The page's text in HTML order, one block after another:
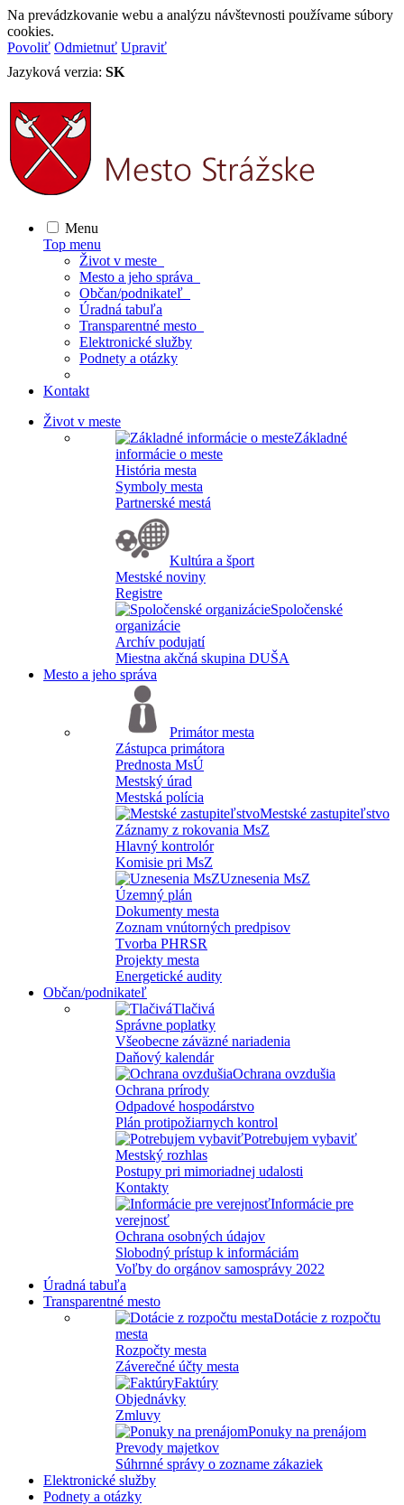
Na prevádzkovanie webu a analýzu návštevnosti používame súbory
cookies.
Povoliť Odmietnuť Upraviť
Jazyková verzia: SK
Menu
Top menu
Život v meste
Mesto a jeho správa
Občan/podnikateľ
Úradná tabuľa
Transparentné mesto
Elektronické služby
Podnety a otázky
Kontakt
Život v meste
Základné
informácie o meste
História mesta
Symboly mesta
Partnerské mestá
Kultúra a šport
Mestské noviny
Registre
Spoločenské
organizácie
Archív podujatí
Miestna akčná skupina DUŠA
Mesto a jeho správa
Primátor mesta
Zástupca primátora
Prednosta MsÚ
Mestský úrad
Mestská polícia
Mestské zastupiteľstvo
Záznamy z rokovania MsZ
Hlavný kontrolór
Komisie pri MsZ
Uznesenia MsZ
Územný plán
Dokumenty mesta
Zoznam vnútorných predpisov
Tvorba PHRSR
Projekty mesta
Energetické audity
Občan/podnikateľ
Tlačivá
Správne poplatky
Všeobecne záväzné nariadenia
Daňový kalendár
Ochrana ovzdušia
Ochrana prírody
Odpadové hospodárstvo
Plán protipožiarnych kontrol
Potrebujem vybaviť
Mestský rozhlas
Postupy pri mimoriadnej udalosti
Kontakty
Informácie pre
verejnosť
Ochrana osobných údajov
Slobodný prístup k informáciám
Voľby do orgánov samosprávy 2022
Úradná tabuľa
Transparentné mesto
Dotácie z rozpočtu
mesta
Rozpočty mesta
Záverečné účty mesta
Faktúry
Objednávky
Zmluvy
Ponuky na prenájom
Prevody majetkov
Súhrnné správy o zozname zákaziek
Elektronické služby
Podnety a otázky